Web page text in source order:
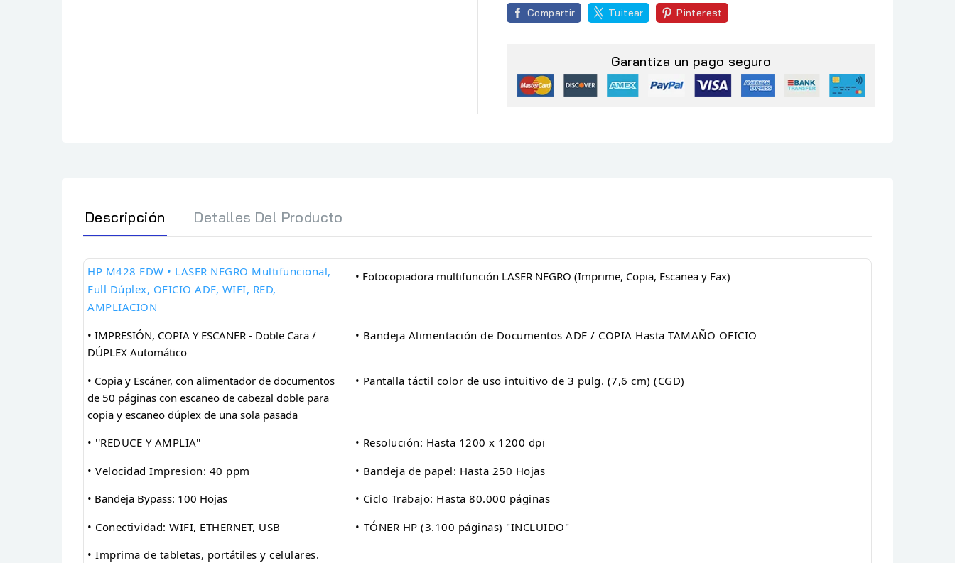
Compartir Tuitear Pinterest
Garantiza un pago seguro
Descripción Detalles Del Producto
HP M428 FDW • LASER NEGRO Multifuncional,
Full Dúplex, OFICIO ADF, WIFI, RED,
AMPLIACION
• Fotocopiadora multifunción LASER NEGRO (Imprime, Copia, Escanea y Fax)
• IMPRESIÓN, COPIA Y ESCANER - Doble Cara /
DÚPLEX Automático
• Bandeja Alimentación de Documentos ADF / COPIA Hasta TAMAÑO OFICIO
• Copia y Escáner, con alimentador de documentos
de 50 páginas con escaneo de cabezal doble para
copia y escaneo dúplex de una sola pasada
• Pantalla táctil color de uso intuitivo de 3 pulg. (7,6 cm) (CGD)
• ''REDUCE Y AMPLIA''
• Resolución: Hasta 1200 x 1200 dpi
• Velocidad Impresion: 40 ppm
• Bandeja de papel: Hasta 250 Hojas
• Bandeja Bypass: 100 Hojas
• Ciclo Trabajo: Hasta 80.000 páginas
• Conectividad: WIFI, ETHERNET, USB
• TÓNER HP (3.100 páginas) "INCLUIDO"
• Imprima de tabletas, portátiles y celulares.